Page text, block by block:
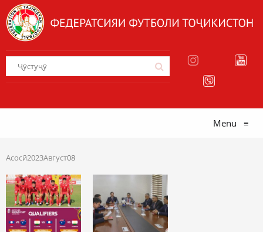
Menu ≡
Асосӣ2023Август08